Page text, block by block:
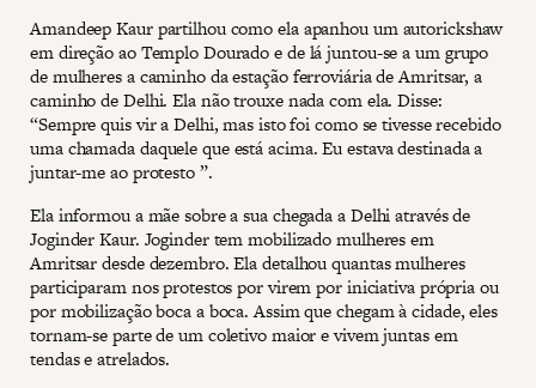
Amandeep Kaur partilhou como ela apanhou um autorickshaw
em direção ao Templo Dourado e de lá juntou-se a um grupo
de mulheres a caminho da estação ferroviária de Amritsar, a
caminho de Delhi. Ela não trouxe nada com ela. Disse:
“Sempre quis vir a Delhi, mas isto foi como se tivesse recebido
uma chamada daquele que está acima. Eu estava destinada a
juntar-me ao protesto ”.
Ela informou a mãe sobre a sua chegada a Delhi através de
Joginder Kaur. Joginder tem mobilizado mulheres em
Amritsar desde dezembro. Ela detalhou quantas mulheres
participaram nos protestos por virem por iniciativa própria ou
por mobilização boca a boca. Assim que chegam à cidade, eles
tornam-se parte de um coletivo maior e vivem juntas em
tendas e atrelados.